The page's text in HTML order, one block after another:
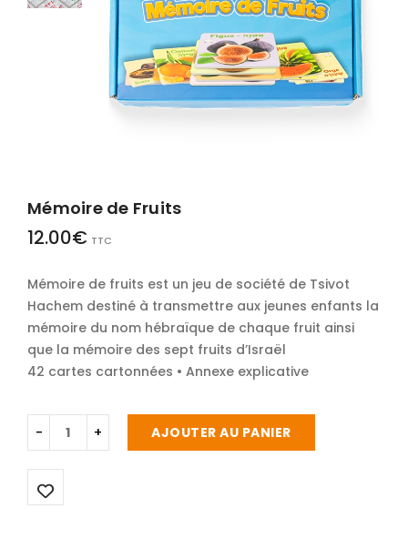
Mémoire de Fruits
12.00€ TTC
Mémoire de fruits est un jeu de société de Tsivot
Hachem destiné à transmettre aux jeunes enfants la
mémoire du nom hébraïque de chaque fruit ainsi
que la mémoire des sept fruits d’Israël
42 cartes cartonnées • Annexe explicative
AJOUTER AU PANIER